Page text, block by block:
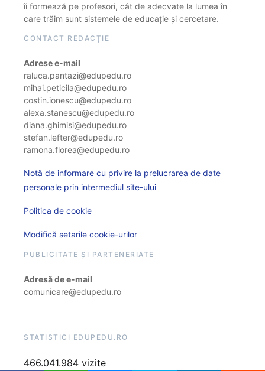
îi formează pe profesori, cât de adecvate la lumea în
care trăim sunt sistemele de educație și cercetare.
CONTACT REDACȚIE
Adrese e-mail
raluca.pantazi@edupedu.ro
mihai.peticila@edupedu.ro
costin.ionescu@edupedu.ro
alexa.stanescu@edupedu.ro
diana.ghimisi@edupedu.ro
stefan.lefter@edupedu.ro
ramona.florea@edupedu.ro
Notă de informare cu privire la prelucrarea de date
personale prin intermediul site-ului
Politica de cookie
Modifică setarile cookie-urilor
PUBLICITATE ȘI PARTENERIATE
Adresă de e-mail
comunicare@edupedu.ro
STATISTICI EDUPEDU.RO
466.041.984 vizite